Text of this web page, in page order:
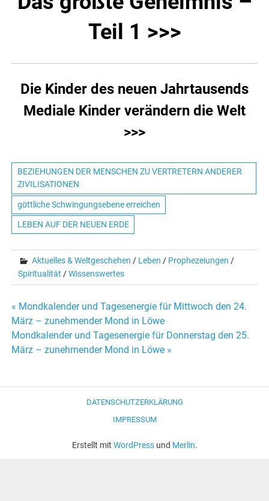
Teil 1 >>>
Die Kinder des neuen Jahrtausends
Mediale Kinder verändern die Welt
>>>
BEZIEHUNGEN DER MENSCHEN ZU VERTRETERN ANDERER
ZIVILISATIONEN
göttliche Schwingungsebene erreichen
LEBEN AUF DER NEUEN ERDE
Aktuelles & Weltgeschehen / Leben / Prophezeiungen /
Spiritualität /Wissenswertes
Beitrags-
Navigation
« Mondkalender und Tagesenergie für Mittwoch den 24.
März – zunehmender Mond in Löwe
Mondkalender und Tagesenergie für Donnerstag den 25.
März – zunehmender Mond in Löwe »
DATENSCHUTZERKLÄRUNG
IMPRESSUM
Erstellt mit WordPressund Merlin.